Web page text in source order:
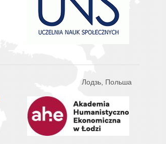
Лодзь, Польша